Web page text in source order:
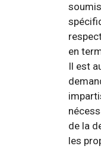
en
Il est
de la
les